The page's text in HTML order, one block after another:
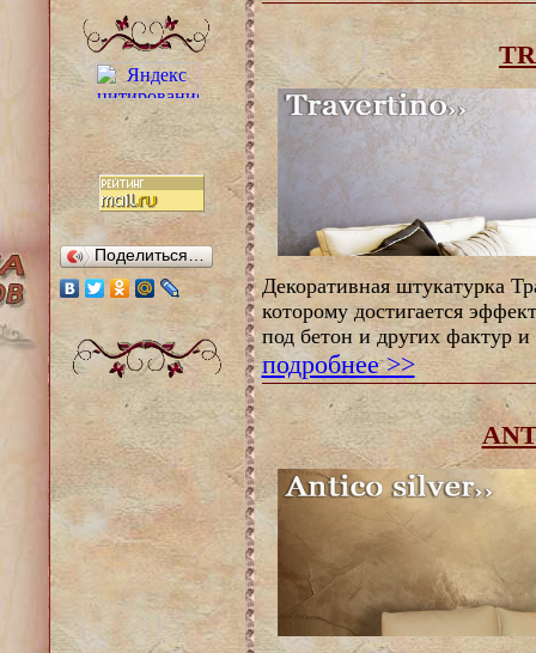
Поделиться…
Декоративная штукатурка
которому достигается
под бетон и других фактур и
подробнее >>